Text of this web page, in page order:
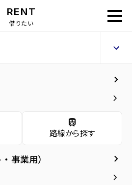
RENT
借りたい
keyboard_arrow_up
keyboard_arrow_right
keyboard_arrow_right
train
路線から探す
事業用） keyboard_arrow_right
keyboard_arrow_right
Ｅ２０００